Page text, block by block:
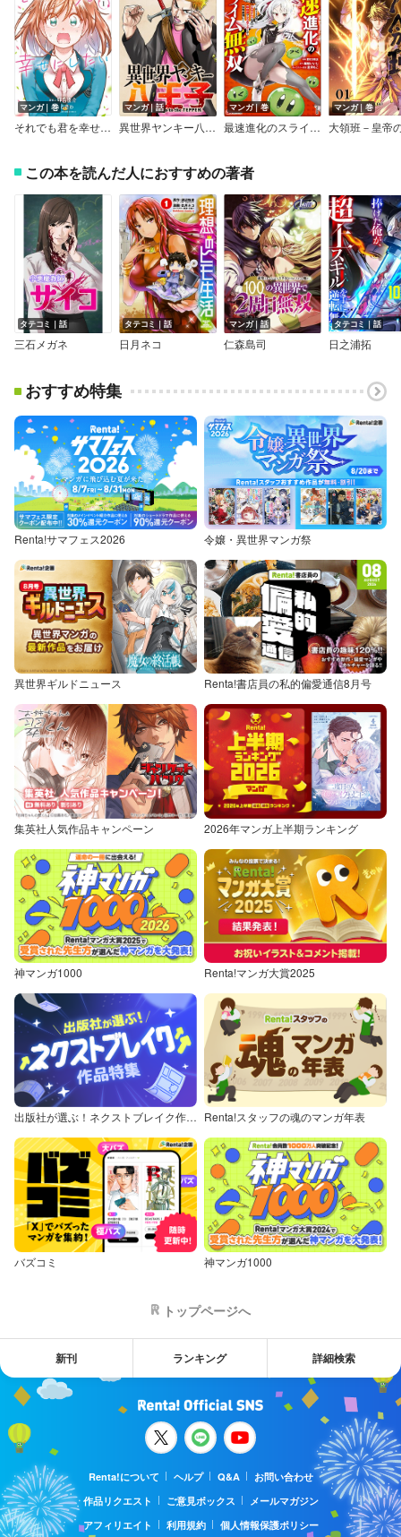
マンガ｜巻
それでも君を幸せにしたい【電子特別版】
マンガ｜話
異世界ヤンキー八王子 分冊版
マンガ｜巻
最速進化のスライム無双 ～チートスキル＜スライム＞により100倍速でレベルアップして世界最強に～ コミック版
マンガ｜巻
この本を読んだ人におすすめの著者
タテコミ｜話
三石メガネ
タテコミ｜話
日月ネコ
マンガ｜話
仁森島司
タテコミ｜話
日之浦拓
おすすめ特集
Renta!サマフェス2026 令嬢・異世界マンガ祭
異世界ギルドニュース Renta!書店員の私的偏愛通信8月号
集英社人気作品キャンペーン 2026年マンガ上半期ランキング
神マンガ1000 Renta!マンガ大賞2025
出版社が選ぶ！ネクストブレイク作品特集 Renta!スタッフの魂のマンガ年表
バズコミ 神マンガ1000
トップページへ
新刊 ランキング 詳細検索
Renta!について ヘルプ Q&A
お問い合わせ
作品リクエスト
ご意見ボックス
メールマガジン
アフィリエイト
利用規約 個人情報保護ポリシー